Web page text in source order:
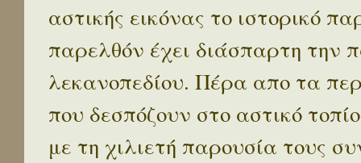
αστικής εικόνας το ιστορικό
παρελθόν έχει διάσπαρτη την
λεκανοπεδίου. Πέρα απο τα
που δεσπόζουν στο αστικό
με τη χιλιετή παρουσία τους